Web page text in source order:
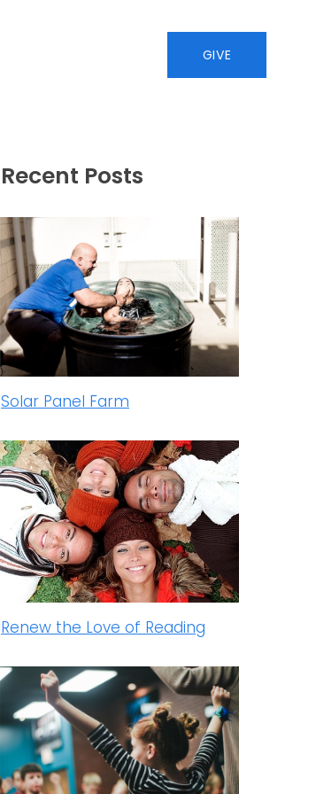
GIVE
Recent Posts
Solar Panel Farm
Renew the Love of Reading